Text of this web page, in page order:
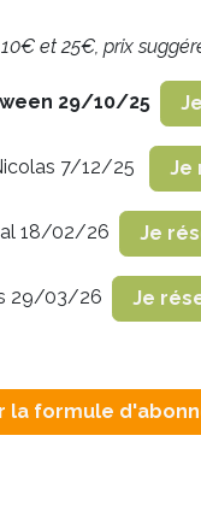
et 25€, prix
29/10/25
7/12/25 Je
18/02/26 Je
29/03/26 Je
la formule